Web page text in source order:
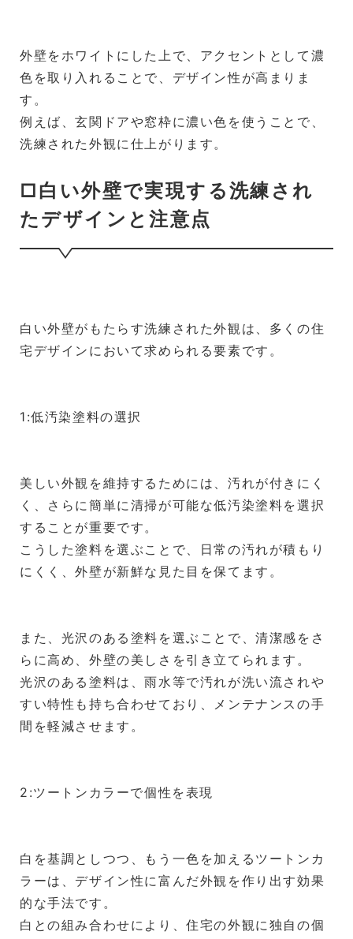
外壁をホワイトにした上で、アクセントとして濃
色を取り入れることで、デザイン性が高まりま
す。
例えば、玄関ドアや窓枠に濃い色を使うことで、
洗練された外観に仕上がります。
□白い外壁で実現する洗練され
たデザインと注意点
白い外壁がもたらす洗練された外観は、多くの住
宅デザインにおいて求められる要素です。
1:低汚染塗料の選択
美しい外観を維持するためには、汚れが付きにく
く、さらに簡単に清掃が可能な低汚染塗料を選択
することが重要です。
こうした塗料を選ぶことで、日常の汚れが積もり
にくく、外壁が新鮮な見た目を保てます。
また、光沢のある塗料を選ぶことで、清潔感をさ
らに高め、外壁の美しさを引き立てられます。
光沢のある塗料は、雨水等で汚れが洗い流されや
すい特性も持ち合わせており、メンテナンスの手
間を軽減させます。
2:ツートンカラーで個性を表現
白を基調としつつ、もう一色を加えるツートンカ
ラーは、デザイン性に富んだ外観を作り出す効果
的な手法です。
白との組み合わせにより、住宅の外観に独自の個